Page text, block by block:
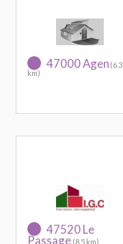
47000 Agen (6.3
km)
47520 Le
Passage (8.5 km)